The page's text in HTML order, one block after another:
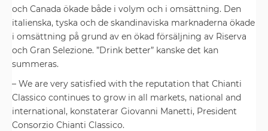
och Canada ökade både i volym och i omsättning. Den
italienska, tyska och de skandinaviska marknaderna ökade
i omsättning på grund av en ökad försäljning av Riserva
och Gran Selezione. ”Drink better” kanske det kan
summeras.
– We are very satisfied with the reputation that Chianti
Classico continues to grow in all markets, national and
international, konstaterar Giovanni Manetti, President
Consorzio Chianti Classico.